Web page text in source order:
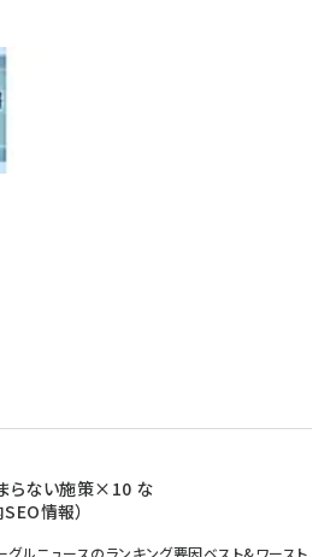
らない施策×10 な
情報）
グルニュースのランキング要因ベスト&ワースト